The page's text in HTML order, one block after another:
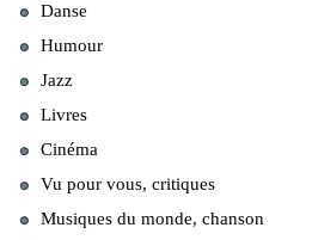
Danse
Humour
Jazz
Livres
Cinéma
Vu pour vous, critiques
Musiques du monde, chanson